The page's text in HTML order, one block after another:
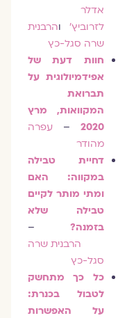
אדלר
לזרוביץ'ו
הרבנית
שרה סגל-כץ
חוות דעת של
אפידמיולוגית על
תברואת
המקוואות, מרץ
2020
–
עפרה
מהודר
דחיית טבילה
במקווה: האם
ומתי מותר לקיים
טבילה שלא
בזמנה?
הרבנית שרה
סגל-כץ
כל כך מתחשק
לטבול בכנרת:
על האפשרות